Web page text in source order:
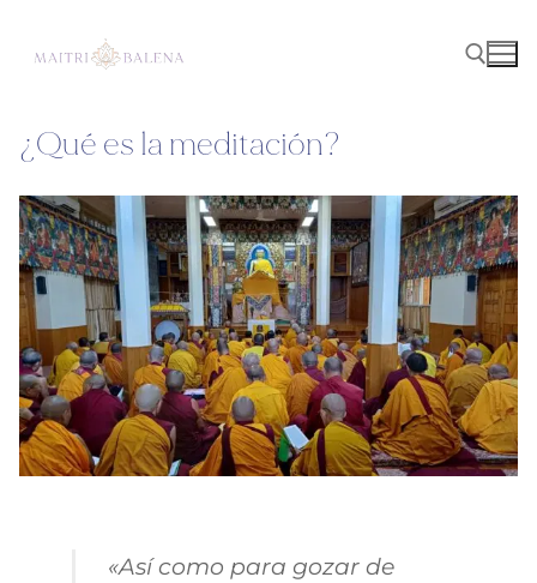
¿Qué es la meditación?
«Así como para gozar de